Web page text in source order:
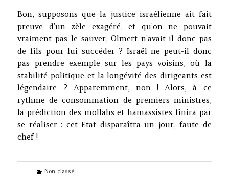
Bon, supposons que la justice israélienne ait fait
preuve d’un zèle exagéré, et qu’on ne pouvait
vraiment pas le sauver, Olmert n’avait-il donc pas
de fils pour lui succéder ? Israël ne peut-il donc
pas prendre exemple sur les pays voisins, où la
stabilité politique et la longévité des dirigeants est
légendaire ? Apparemment, non ! Alors, à ce
rythme de consommation de premiers ministres,
la prédiction des mollahs et hamassistes finira par
se réaliser : cet Etat disparaîtra un jour, faute de
chef !
Categories
Non classé